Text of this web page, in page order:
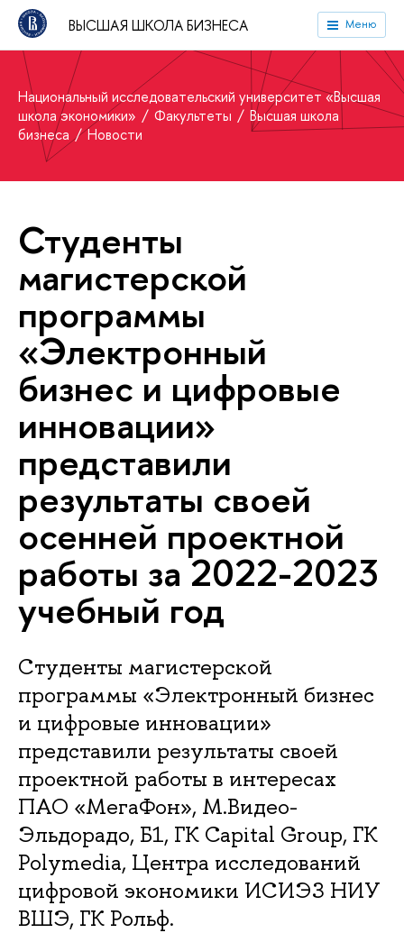
ВЫСШАЯ ШКОЛА БИЗНЕСА Меню
Национальный исследовательский университет «Высшая
школа экономики»
Факультеты
Высшая школа
бизнеса
Новости
Студенты
магистерской
программы
«Электронный
бизнес и цифровые
инновации»
представили
результаты своей
осенней проектной
работы за 2022-2023
учебный год
Студенты магистерской
программы «Электронный бизнес
и цифровые инновации»
представили результаты своей
проектной работы в интересах
ПАО «МегаФон», М.Видео-
Эльдорадо, Б1, ГК Capital Group, ГК
Polymedia, Центра исследований
цифровой экономики ИСИЭЗ НИУ
ВШЭ, ГК Рольф.